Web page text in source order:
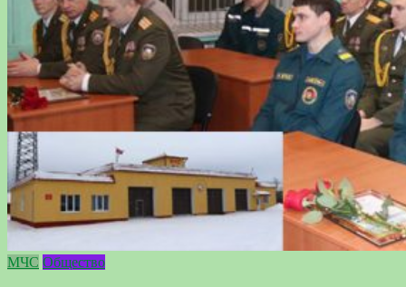
МЧС Общество